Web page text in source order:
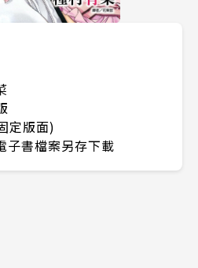
定版面)
子書檔案另存下載